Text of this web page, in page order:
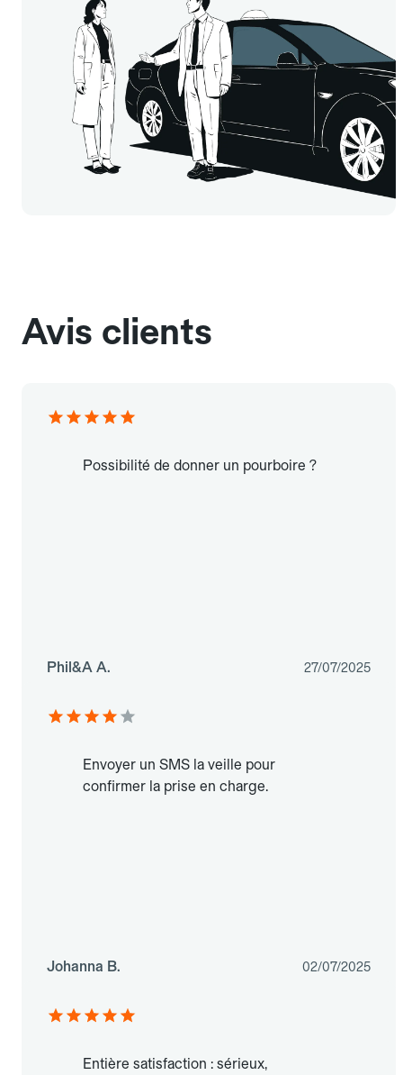
Avis clients
Possibilité de donner un pourboire ?
Phil&A A. 27/07/2025
Envoyer un SMS la veille pour
confirmer la prise en charge.
Johanna B. 02/07/2025
Entière satisfaction : sérieux,